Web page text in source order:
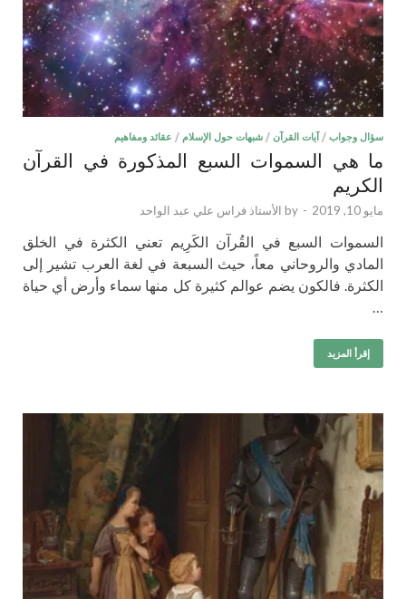
سؤال وجواب / آيات القرآن / شبهات حول الإسلام / عقائد ومفاهيم
ما هي السموات السبع المذكورة في القرآن
الكريم
مايو 10, 2019 -
by الأستاذ فراس علي عبد الواحد
السموات السبع في القُرآن الكَرِيم تعني الكثرة في الخلق
المادي والروحاني معاً، حيث السبعة في لغة العرب تشير إلى
الكثرة. فالكون يضم عوالم كثيرة كل منها سماء وأرض أي حياة
إقرأ المزيد